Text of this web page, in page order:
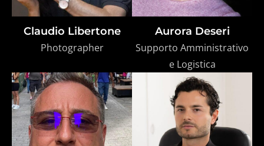
Claudio Libertone
Photographer
Aurora Deseri
Supporto Amministrativo
e Logistica